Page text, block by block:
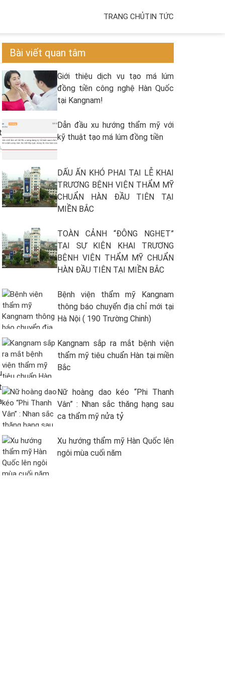
TRANG CHỦTIN TỨC
.
Bài viết quan tâm
Giới thiệu dịch vụ tạo má lúm
đồng tiền công nghệ Hàn Quốc
tại Kangnam!
Dẫn đầu xu hướng thẩm mỹ với
kỹ thuật tạo má lúm đồng tiền
DẤU ẤN KHÓ PHAI TẠI LỄ KHAI
TRƯƠNG BỆNH VIỆN THẨM MỸ
CHUẨN HÀN ĐẦU TIÊN TẠI
MIỀN BẮC
TOÀN CẢNH “ĐÔNG NGHẸT”
TẠI SỰ KIỆN KHAI TRƯƠNG
BỆNH VIỆN THẨM MỸ CHUẨN
HÀN ĐẦU TIÊN TẠI MIỀN BẮC
Bệnh viện thẩm mỹ Kangnam
thông báo chuyển địa chỉ mới tại
Hà Nội ( 190 Trường Chinh)
Kangnam sắp ra mắt bệnh viện
thẩm mỹ tiêu chuẩn Hàn tại miền
Bắc
Nữ hoàng dao kéo “Phi Thanh
Vân” : Nhan sắc thăng hạng sau
ca thẩm mỹ nửa tỷ
Xu hướng thẩm mỹ Hàn Quốc lên
ngôi mùa cuối năm